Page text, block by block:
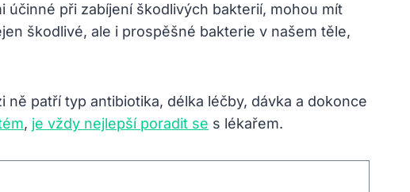
při zabíjení škodlivých bakterií, mohou mít
škodlivé, ale i prospěšné bakterie v našem těle,
patří typ antibiotika, délka léčby, dávka a dokonce
, je vždy nejlepší poradit se s lékařem.